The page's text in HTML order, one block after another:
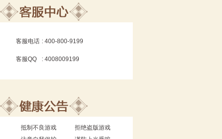
客服电话 : 400-800-9199
客服QQ : 4008009199
抵制不良游戏
拒绝盗版游戏